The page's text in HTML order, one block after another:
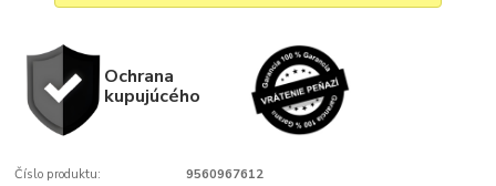
Ochrana
kupujúcého
Číslo produktu: 9560967612